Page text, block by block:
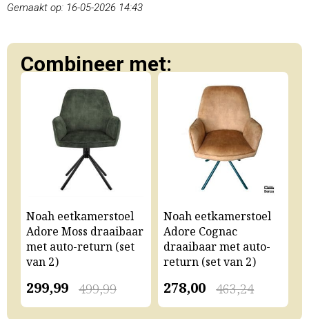
Gemaakt op: 16-05-2026 14:43
Combineer met:
Noah eetkamerstoel
Adore Moss draaibaar
met auto-return (set
van 2)
499,99
299,99
Noah eetkamerstoel
Adore Cognac
draaibaar met auto-
return (set van 2)
463,24
278,00